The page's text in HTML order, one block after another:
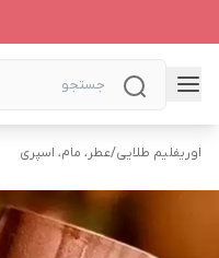
اوریفلیم طلایی/عطر، مام، اسپری